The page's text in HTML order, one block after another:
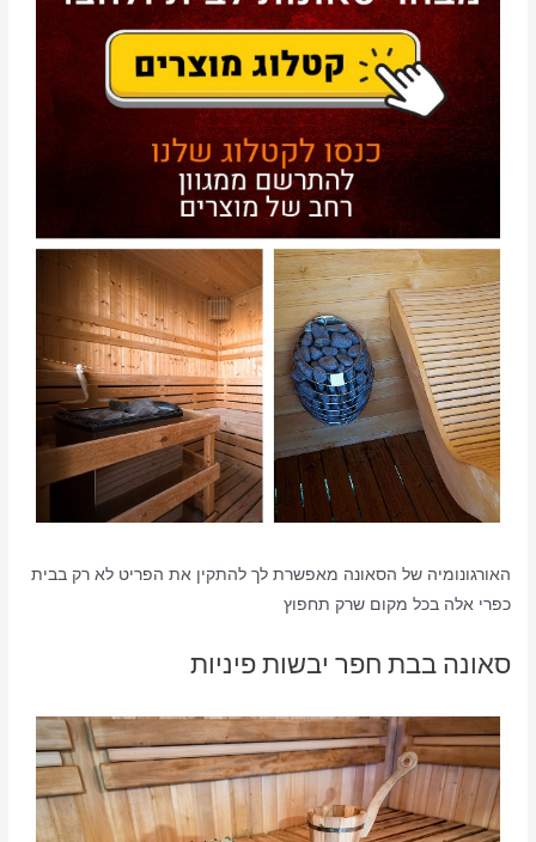
האורגונומיה של הסאונה מאפשרת לך להתקין את הפריט לא רק בבית
כפרי אלה בכל מקום שרק תחפוץ
סאונה בבת חפר יבשות פיניות